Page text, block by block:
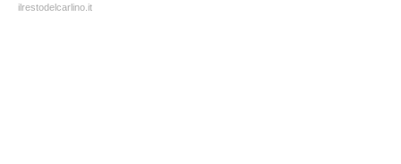
ilrestodelcarlino.it